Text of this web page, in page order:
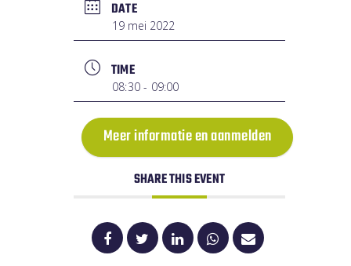
DATE
19 mei 2022
TIME
08:30 - 09:00
Meer informatie en aanmelden
SHARE THIS EVENT